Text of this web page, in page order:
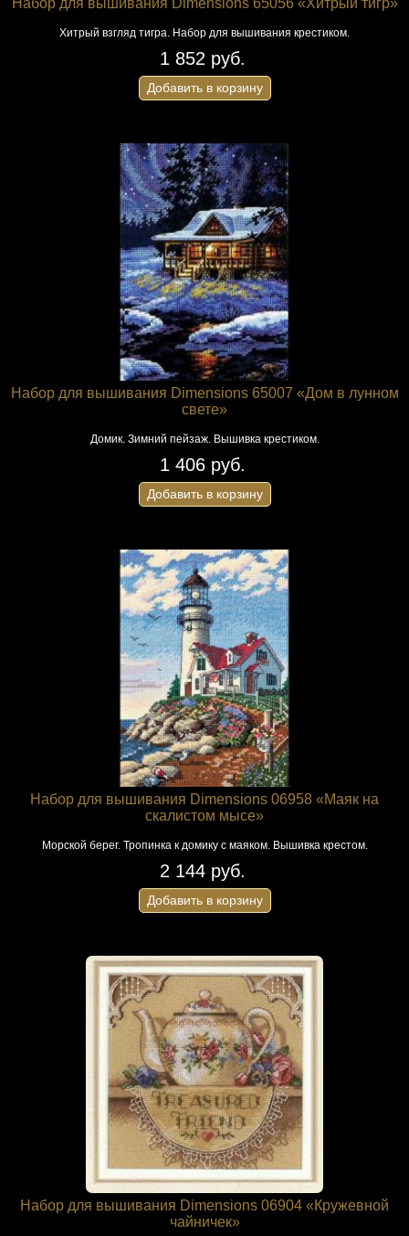
Набор для вышивания Dimensions 65056 «Хитрый тигр»
Хитрый взгляд тигра. Набор для вышивания крестиком.
1 852 руб.
Добавить в корзину
Набор для вышивания Dimensions 65007 «Дом в лунном
свете»
Домик. Зимний пейзаж. Вышивка крестиком.
1 406 руб.
Добавить в корзину
Набор для вышивания Dimensions 06958 «Маяк на
скалистом мысе»
Морской берег. Тропинка к домику с маяком. Вышивка крестом.
2 144 руб.
Добавить в корзину
Набор для вышивания Dimensions 06904 «Кружевной
чайничек»